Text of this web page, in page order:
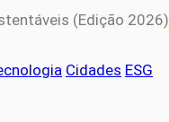
(Edição 2026)
Cidades ESG